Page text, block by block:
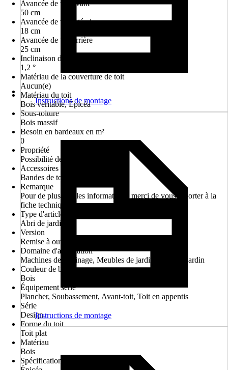
Avancée de toit avant
50 cm
Avancée de toit latérale
18 cm
Avancée de toit arrière
25 cm
Inclinaison du toit
1,2 °
Matériau de la couverture de toit
Aucun(e)
Matériau du toit
Bois véritable, Épicéa
Sous-toiture
Bois massif
Besoin en bardeaux en m²
0
Propriété
Possibilité de montage à l'envers
Accessoires requis
Bandes de toiture autocollantes
Remarque
Pour de plus amples informations, merci de vous reporter à la
fiche technique.
Type d'article
Abri de jardin
Version
Remise à outils
Domaine d'application
Machines de jardinage, Meubles de jardin, Outil de jardin
Couleur de base
Bois
Équipement série
Plancher, Soubassement, Avant-toit, Toit en appentis
Série
Design
Forme du toit
Toit plat
Matériau
Bois
Spécification du matériau
Instructions de montage
Instructions de montage